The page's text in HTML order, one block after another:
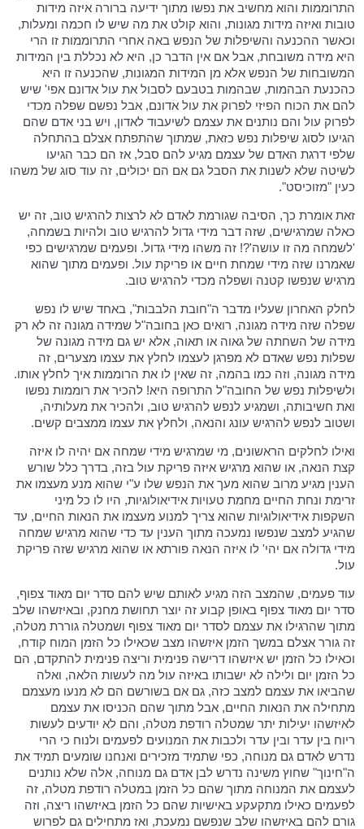
התרוממות והוא מחשיב את נפשו מתוך ידיעה ברורה איזה מידות
טובות ואיזה מידות מגונות, והוא קולט את מה שיש לו חכמה ומעלות,
וכאשר ההכנעה והשיפלות של הנפש באה אחרי התרוממות זו הרי
היא מידה משובחת, אבל אם אין הדבר כן, היא לא נכללת בין המידות
המשובחות של הנפש אלא מן המידות המגונות, שהכנעה זו היא
כהכנעת הבהמות, שבהמות בטבעם לסבול את עול אדונם אפי' שיש
להם את הכוח הפיזי לפרוק את עול אדונם, אבל נפשם שפלה מכדי
לפרוק עול והם נותנים את עצמם לשיעבוד לאדון, ויש בני אדם שהם
הגיעו לסוג שיפלות נפש כזאת, שמתוך שהתפתח אצלם בהתחלה
שלפי דרגת האדם של עצמם מגיע להם סבל, אז הם כבר הגיעו
לשיטה שלא לשנות את הסבל גם אם הם יכולים, זה עוד סוג של משהו
כעין "מזוכיסט".
זאת אומרת כך, הסיבה שגורמת לאדם לא לרצות להרגיש טוב, זה יש
כאלה שמרגישים, שזה דבר מידי גדול להרגיש טוב ולהיות בשמחה,
'לשמחה מה זו עושה'?! זה משהו מידי גדול. ופעמים שמרגישים כפי
שאמרנו שזה מידי שמחת חיים או פריקת עול. ופעמים מתוך שהוא
מרגיש שנפשו קטנה ושפלה מכדי להרגיש טוב.
לחלק האחרון שעליו מדבר ה"חובת הלבבות", באחד שיש לו נפש
שפלה שזה מידה מגונה, רואים כאן בחובה"ל שמידה מגונה זה לא רק
מידה של השחתה של גאוה או תאוה, אלא יש גם מידה מגונה של
שפלות נפש שאדם לא מפרגן לעצמו לחלץ את עצמו מצערים, זה
מידה מגונה, וזה כמו בהמה, זה שאין לו את הרוממות איך לחלץ אותו.
ולשיפלות נפש של החובה"ל התרופה היא! להכיר את רוממות נפשו
ואת חשיבותה, ושמגיע לנפש להרגיש טוב, ולהכיר את מעלותיה,
ושטוב לנפש להרגיש עונג והנאה, ולחלץ את עצמו ממצבים קשים.
ואילו לחלקים הראשונים, מי שמרגיש מידי שמחה אם יהיה לו איזה
קצת הנאה, או שהוא מרגיש איזה פריקת עול בזה, בדרך כלל שורש
הענין מגיע מרוב שהוא מעך את הנפש שלו ע"י שהוא מנע מעצמו את
זרימת ונחת החיים מחמת טעויות אידיאולוגיות, היו לו כל מיני
השקפות אידיאולוגיות שהוא צריך למנוע מעצמו את הנאות החיים, עד
שהגיע למצב שנפשו נמעכה מתוך הענין עד כדי שהוא מרגיש שמחה
מידי גדולה אם יהי' לו איזה הנאה פורתא או שהוא מרגיש שזה פריקת
עול.
עוד פעמים, שהמצב הזה מגיע לאותם שיש להם סדר יום מאוד צפוף,
סדר יום מאוד צפוף באופן קבוע זה יוצר תחושת מחנק, ובאיזשהו שלב
מתוך שהרגילו את עצמם לסדר יום מאוד צפוף ושמטלה גוררת מטלה,
זה גורר אצלם במשך הזמן איזשהו מצב שכאילו כל הזמן המוח קודח,
וכאילו כל הזמן יש איזשהו דרישה פנימית וריצה פנימית להתקדם, הם
כל הזמן יום ולילה לא ישבותו באיזה עול מה לעשות הלאה, ואלה
שהביאו את עצמם למצב כזה, גם אם בשורשם הם לא מנעו מעצמם
מתחילה את הנאות החיים, אבל מתוך שהם הכניסו את עצמם
לאיזשהו יעילות יתר שמטלה רודפת מטלה, והם לא יודעים לעשות
ריוח בין עדר ובין עדר ולכבות את המנועים לפעמים ולנוח כי הרי
נדרש לאדם גם מנוחה, כפי שתמיד מזכירים ואנחנו שומעים תמיד את
ה"חינוך" שחוץ משינה נדרש לבן אדם גם מנוחה, אלה שלא נותנים
לעצמם את המנוחה מתוך שהם כל הזמן במטלה רודפת מטלה, זה
לפעמים כאילו מתקעקע באישיות שהם כל הזמן באיזשהו ריצה, וזה
גורם להם באיזשהו שלב שנפשם נמעכת, ואז מתחילים גם לפרוש